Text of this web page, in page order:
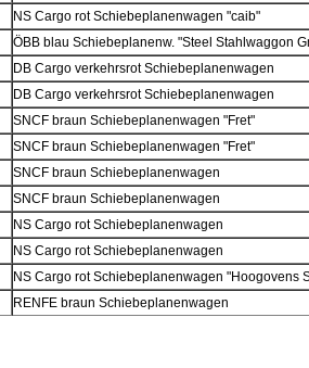
NS Cargo rot Schiebeplanenwagen "caib"
ÖBB blau Schiebeplanenw. "Steel Stahlwaggon
DB Cargo verkehrsrot Schiebeplanenwagen
DB Cargo verkehrsrot Schiebeplanenwagen
SNCF braun Schiebeplanenwagen "Fret"
SNCF braun Schiebeplanenwagen "Fret"
SNCF braun Schiebeplanenwagen
SNCF braun Schiebeplanenwagen
NS Cargo rot Schiebeplanenwagen
NS Cargo rot Schiebeplanenwagen
NS Cargo rot Schiebeplanenwagen "Hoogovens
RENFE braun Schiebeplanenwagen